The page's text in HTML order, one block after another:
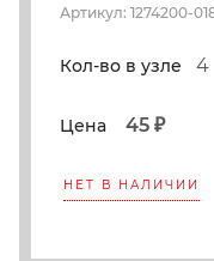
Артикул: 1274200-
Кол-во в узле 4
Цена 45 ₽
НЕТ В НАЛИЧИИ